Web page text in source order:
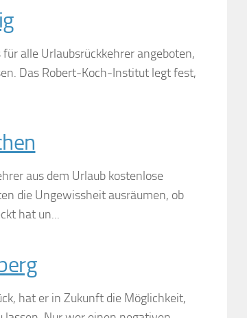
alle Urlaubsrückkehrer angeboten,
Das Robert-Koch-Institut legt fest,
aus dem Urlaub kostenlose
die Ungewissheit ausräumen, ob
hat un...
hat er in Zukunft die Möglichkeit,